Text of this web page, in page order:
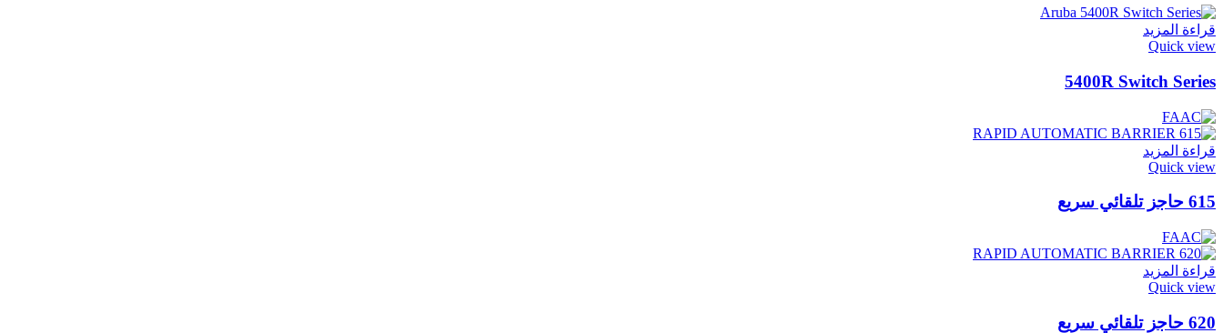
قراءة المزيد
Quick view
5400R Switch Series
قراءة المزيد
Quick view
615 حاجز تلقائي سريع
قراءة المزيد
Quick view
620 حاجز تلقائي سريع